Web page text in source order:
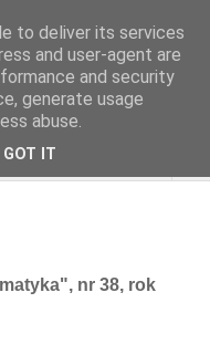
nr 38, rok
to deliver its services
and user-agent are
and security
generate usage
abuse.
GOT IT